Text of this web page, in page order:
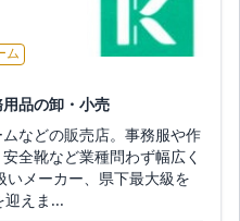
ム
品の卸・小売
などの販売店。事務服や作
全靴など業種問わず幅広く
メーカー、県下最大級を
迎えま...